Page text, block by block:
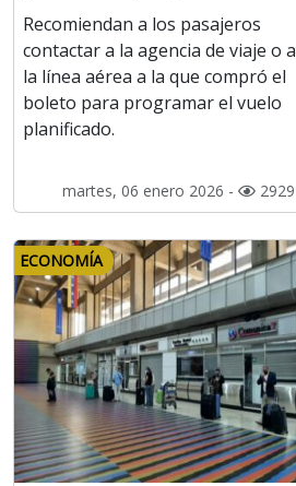
Recomiendan a los pasajeros
contactar a la agencia de viaje o a
la línea aérea a la que compró el
boleto para programar el vuelo
planificado.
martes, 06 enero 2026 - 2929
ECONOMÍA